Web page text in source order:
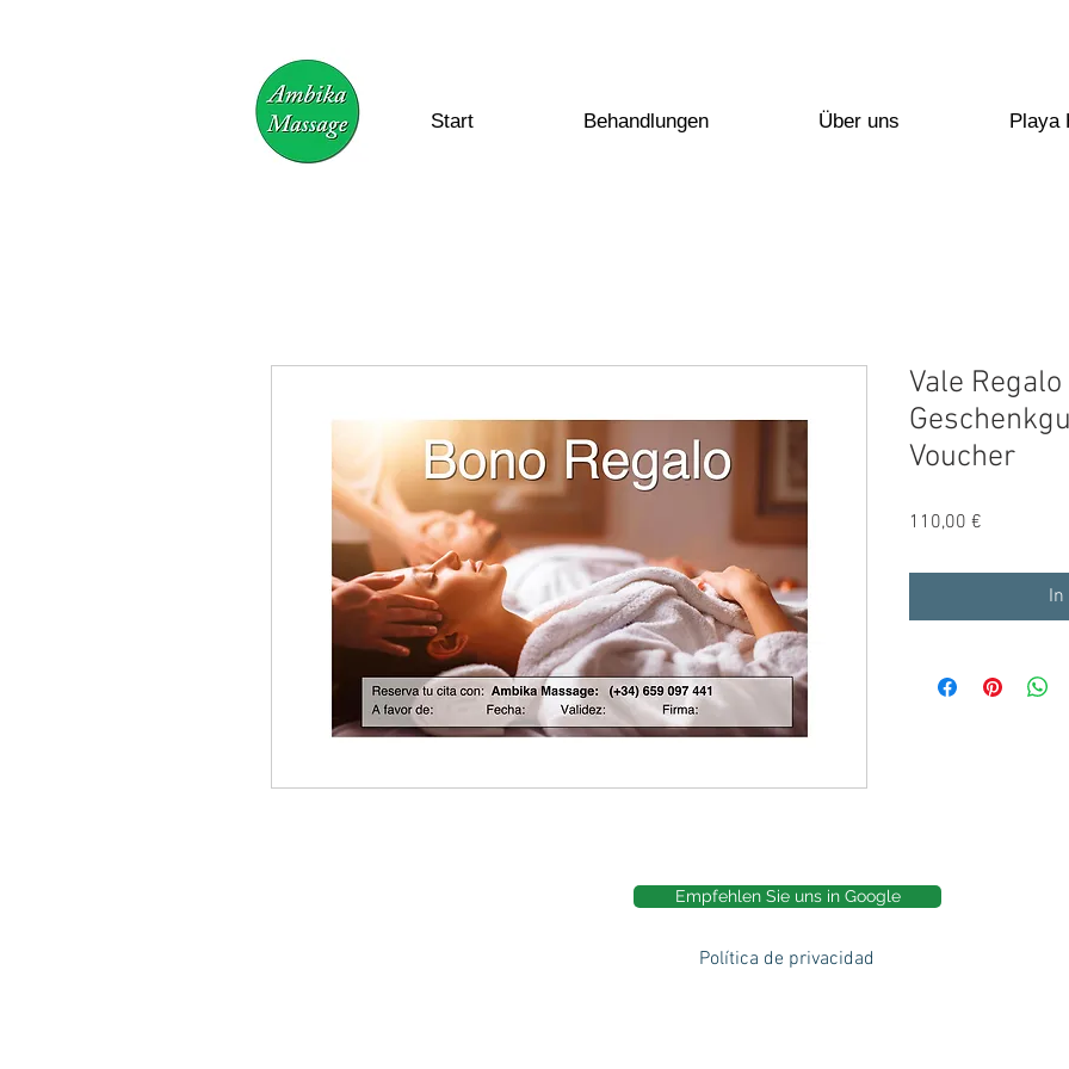
Start Behandlungen Über uns Playa
Vale
Voucher
110,00 €
In
Empfehlen Sie uns in Google
Política de privacidad